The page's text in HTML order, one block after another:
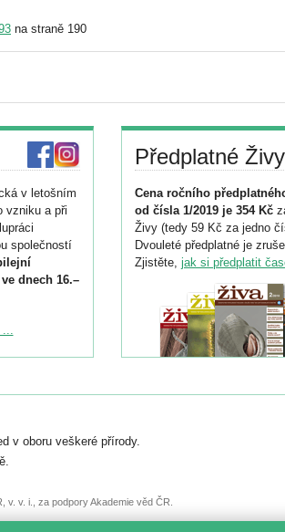
na straně 190
v letošním
vzniku a při
společností
dnech 16.–
září.
nebo
...
Předplatné Živy
Cena ročního
od čísla 1/2019 je 354 Kč
Živy (tedy 59 Kč za jedno
Dvouleté předplatné je
Zjistěte, jak si předplatit
v oboru veškeré přírody.
v. v. i., za podpory Akademie věd ČR.